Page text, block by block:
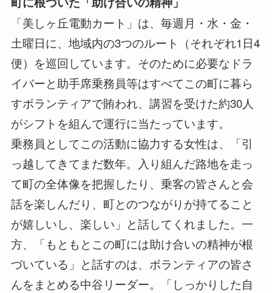
「美しヶ丘電動カート」は、毎週月・水・金・
土曜日に、地域内の3つのルート（それぞれ1日4
便）を巡回しています。そのために必要なドラ
イバーと助手席乗務員等はすべてこの町に暮ら
すボランティアで賄われ、講習を受けた約30人
がシフトを組んで運行に当たっています。
乗務員としてこの活動に協力する女性は、「引
っ越してきてまだ数年。入り組んだ路地を走っ
て町の全体像を把握したり、乗客の皆さんと会
話を楽しんだり、町とのつながりが持てること
が嬉しいし、楽しい」と話してくれました。一
方、「もともとこの町には助け合いの精神が根
づいている」と話すのは、ボランティアの皆さ
んをまとめる中谷リーダー。「しっかりした自